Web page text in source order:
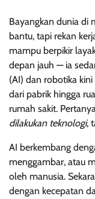
Bayangkan dunia di
bantu, tapi rekan
mampu berpikir
depan jauh — ia
(AI) dan robotika
dari pabrik hingga
rumah sakit.
dilakukan teknologi,
AI berkembang
menggambar, atau
oleh manusia.
dengan kecepatan